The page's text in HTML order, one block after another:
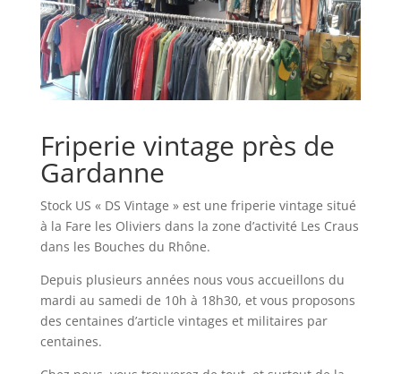
Friperie vintage près de
Gardanne
Stock US « DS Vintage » est une friperie vintage situé
à la Fare les Oliviers dans la zone d’activité Les Craus
dans les Bouches du Rhône.
Depuis plusieurs années nous vous accueillons du
mardi au samedi de 10h à 18h30, et vous proposons
des centaines d’article vintages et militaires par
centaines.